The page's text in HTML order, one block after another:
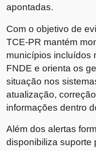
apontadas.
Com o objetivo de
TCE-PR mantém
municípios incluídos
FNDE e orienta os
situação nos
atualização,
informações dentro
Além dos alertas
disponibiliza suporte